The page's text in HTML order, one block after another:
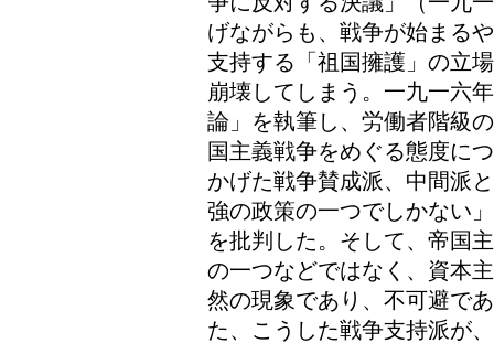
げながらも、戦争が始まる
支持する「祖国擁護」の立
崩壊してしまう。一九一六
論」を執筆し、労働者階級
国主義戦争をめぐる態度に
かげた戦争賛成派、中間派
強の政策の一つでしかない
を批判した。そして、帝国
の一つなどではなく、資本
然の現象であり、不可避で
た、こうした戦争支持派が